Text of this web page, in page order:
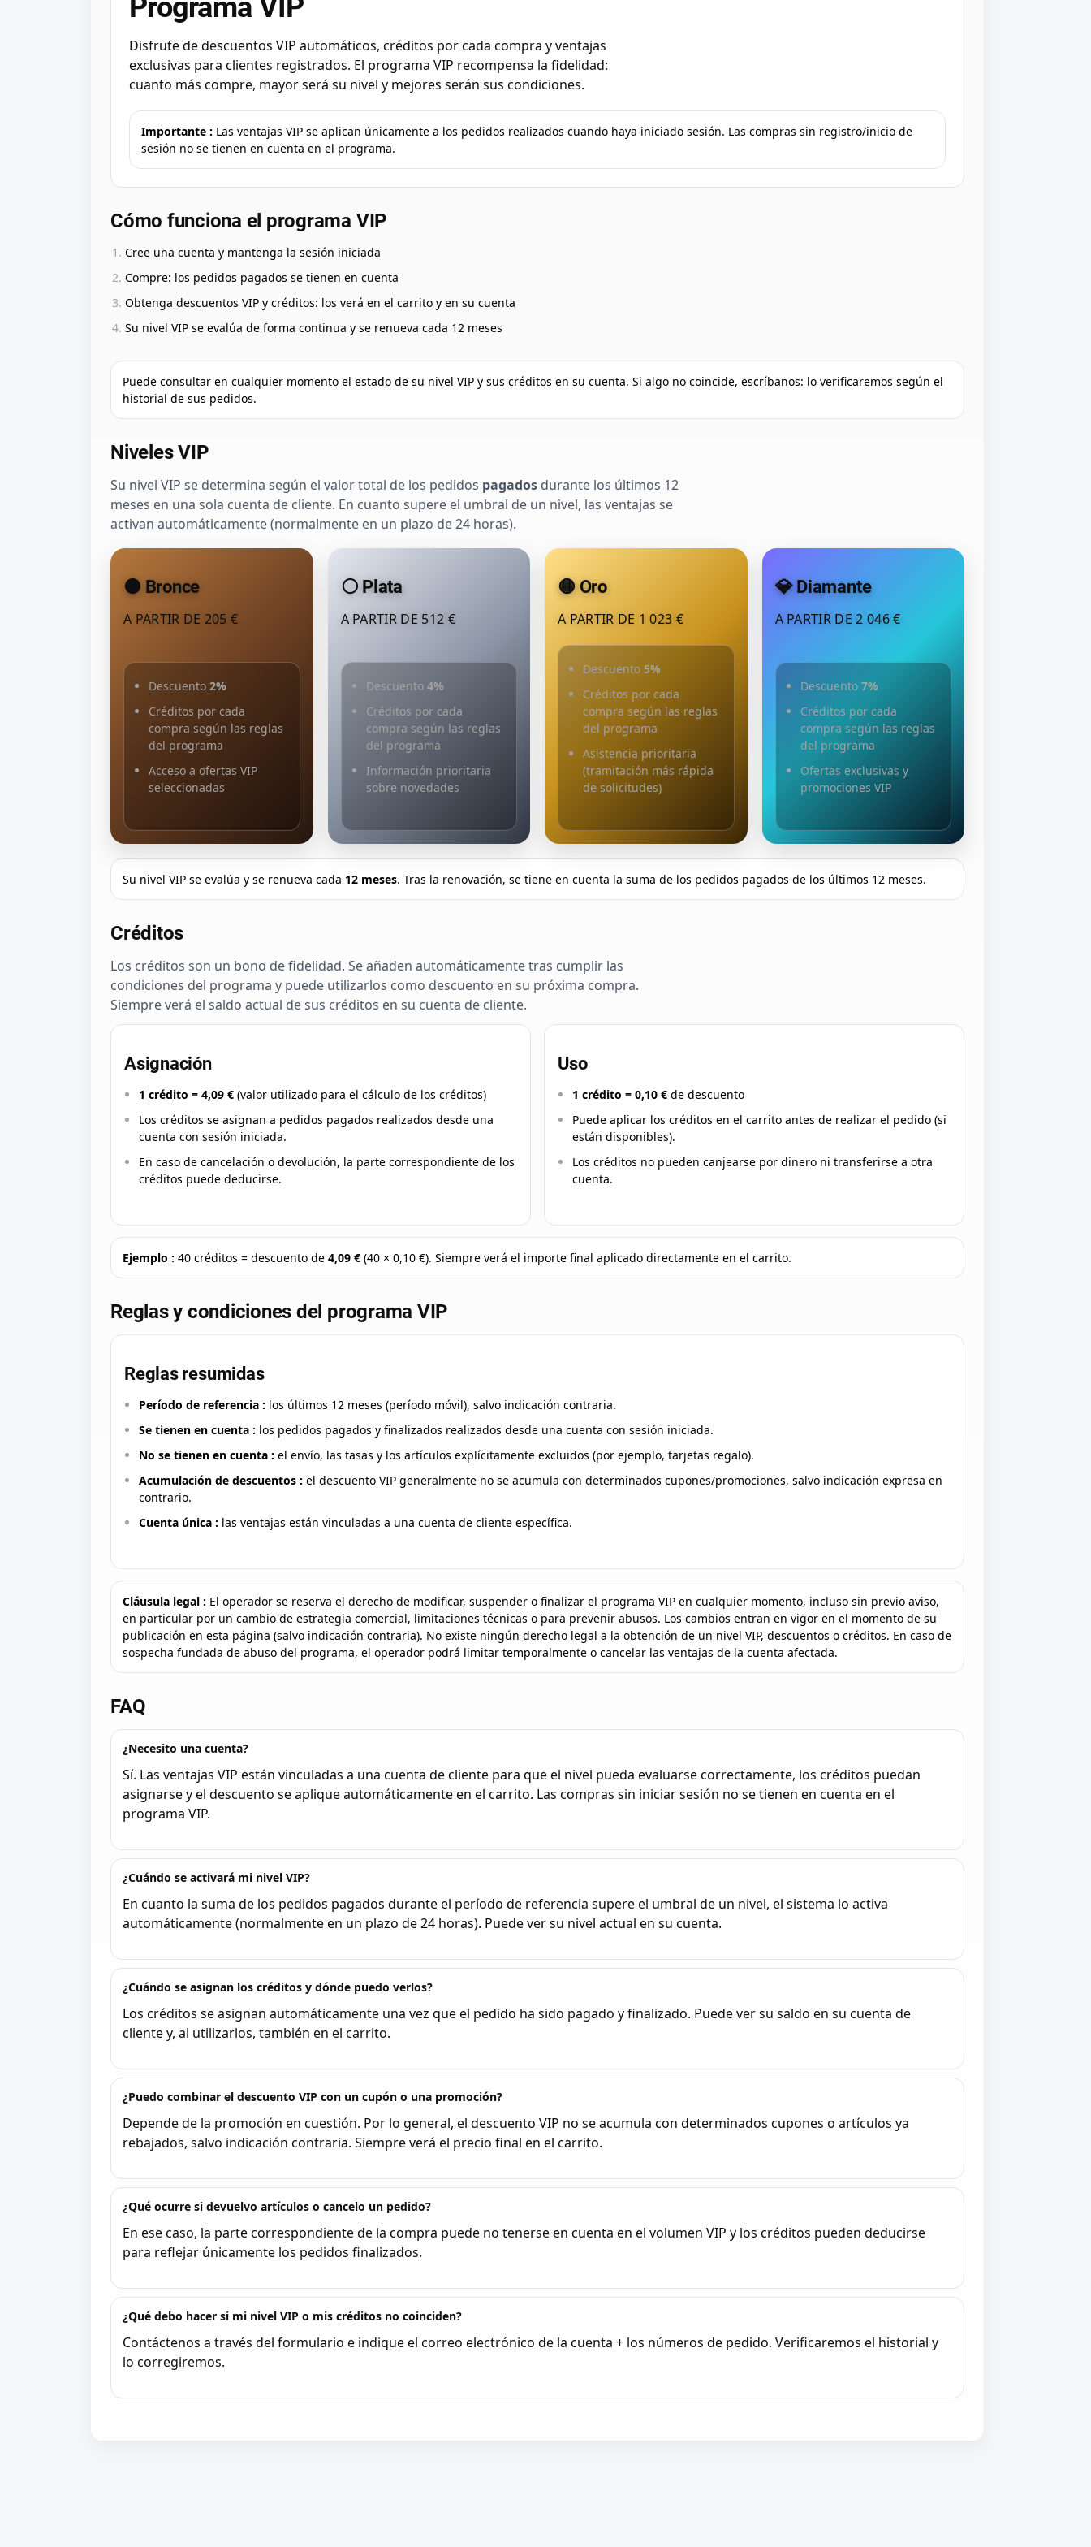
Programa VIP
Disfrute de descuentos VIP automáticos, créditos por cada compra y ventajas
exclusivas para clientes registrados. El programa VIP recompensa la fidelidad:
cuanto más compre, mayor será su nivel y mejores serán sus condiciones.
Importante : Las ventajas VIP se aplican únicamente a los pedidos realizados cuando haya iniciado sesión. Las compras sin registro/inicio de
sesión no se tienen en cuenta en el programa.
Cómo funciona el programa VIP
Cree una cuenta y mantenga la sesión iniciada
Compre: los pedidos pagados se tienen en cuenta
Obtenga descuentos VIP y créditos: los verá en el carrito y en su cuenta
Su nivel VIP se evalúa de forma continua y se renueva cada 12 meses
Puede consultar en cualquier momento el estado de su nivel VIP y sus créditos en su cuenta. Si algo no coincide, escríbanos: lo verificaremos según el
historial de sus pedidos.
Niveles VIP
Su nivel VIP se determina según el valor total de los pedidos pagados durante los últimos 12
meses en una sola cuenta de cliente. En cuanto supere el umbral de un nivel, las ventajas se
activan automáticamente (normalmente en un plazo de 24 horas).
🟤 Bronce
A PARTIR DE 205 €
Descuento 2%
Créditos por cada
compra según las reglas
del programa
Acceso a ofertas VIP
seleccionadas
⚪ Plata
A PARTIR DE 512 €
Descuento 4%
Créditos por cada
compra según las reglas
del programa
Información prioritaria
sobre novedades
🟡 Oro
A PARTIR DE 1 023 €
Descuento 5%
Créditos por cada
compra según las reglas
del programa
Asistencia prioritaria
(tramitación más rápida
de solicitudes)
💎 Diamante
A PARTIR DE 2 046 €
Descuento 7%
Créditos por cada
compra según las reglas
del programa
Ofertas exclusivas y
promociones VIP
Su nivel VIP se evalúa y se renueva cada 12 meses. Tras la renovación, se tiene en cuenta la suma de los pedidos pagados de los últimos 12 meses.
Créditos
Los créditos son un bono de fidelidad. Se añaden automáticamente tras cumplir las
condiciones del programa y puede utilizarlos como descuento en su próxima compra.
Siempre verá el saldo actual de sus créditos en su cuenta de cliente.
Asignación
1 crédito = 4,09 € (valor utilizado para el cálculo de los créditos)
Los créditos se asignan a pedidos pagados realizados desde una
cuenta con sesión iniciada.
En caso de cancelación o devolución, la parte correspondiente de los
créditos puede deducirse.
Uso
1 crédito = 0,10 € de descuento
Puede aplicar los créditos en el carrito antes de realizar el pedido (si
están disponibles).
Los créditos no pueden canjearse por dinero ni transferirse a otra
cuenta.
Ejemplo : 40 créditos = descuento de 4,09 € (40 × 0,10 €). Siempre verá el importe final aplicado directamente en el carrito.
Reglas y condiciones del programa VIP
Reglas resumidas
Período de referencia : los últimos 12 meses (período móvil), salvo indicación contraria.
Se tienen en cuenta : los pedidos pagados y finalizados realizados desde una cuenta con sesión iniciada.
No se tienen en cuenta : el envío, las tasas y los artículos explícitamente excluidos (por ejemplo, tarjetas regalo).
Acumulación de descuentos : el descuento VIP generalmente no se acumula con determinados cupones/promociones, salvo indicación expresa en
contrario.
Cuenta única : las ventajas están vinculadas a una cuenta de cliente específica.
Cláusula legal : El operador se reserva el derecho de modificar, suspender o finalizar el programa VIP en cualquier momento, incluso sin previo aviso,
en particular por un cambio de estrategia comercial, limitaciones técnicas o para prevenir abusos. Los cambios entran en vigor en el momento de su
publicación en esta página (salvo indicación contraria). No existe ningún derecho legal a la obtención de un nivel VIP, descuentos o créditos. En caso de
sospecha fundada de abuso del programa, el operador podrá limitar temporalmente o cancelar las ventajas de la cuenta afectada.
FAQ
¿Necesito una cuenta?
Sí. Las ventajas VIP están vinculadas a una cuenta de cliente para que el nivel pueda evaluarse correctamente, los créditos puedan
asignarse y el descuento se aplique automáticamente en el carrito. Las compras sin iniciar sesión no se tienen en cuenta en el
programa VIP.
¿Cuándo se activará mi nivel VIP?
En cuanto la suma de los pedidos pagados durante el período de referencia supere el umbral de un nivel, el sistema lo activa
automáticamente (normalmente en un plazo de 24 horas). Puede ver su nivel actual en su cuenta.
¿Cuándo se asignan los créditos y dónde puedo verlos?
Los créditos se asignan automáticamente una vez que el pedido ha sido pagado y finalizado. Puede ver su saldo en su cuenta de
cliente y, al utilizarlos, también en el carrito.
¿Puedo combinar el descuento VIP con un cupón o una promoción?
Depende de la promoción en cuestión. Por lo general, el descuento VIP no se acumula con determinados cupones o artículos ya
rebajados, salvo indicación contraria. Siempre verá el precio final en el carrito.
¿Qué ocurre si devuelvo artículos o cancelo un pedido?
En ese caso, la parte correspondiente de la compra puede no tenerse en cuenta en el volumen VIP y los créditos pueden deducirse
para reflejar únicamente los pedidos finalizados.
¿Qué debo hacer si mi nivel VIP o mis créditos no coinciden?
Contáctenos a través del formulario e indique el correo electrónico de la cuenta + los números de pedido. Verificaremos el historial y
lo corregiremos.